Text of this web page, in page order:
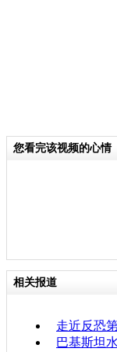
您看完该视频的心情
相关报道
走近反恐
巴基斯坦